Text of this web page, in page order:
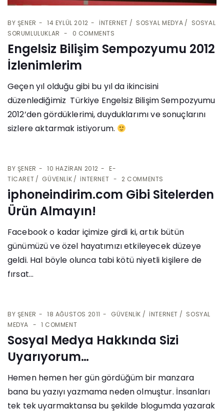
BY ŞENER 14 EYLÜL 2012 İNTERNET SOSYAL MEDYA
SOSYAL
SORUMLULUKLAR
0 COMMENTS
Engelsiz Bilişim Sempozyumu 2012
İzlenimlerim
Geçen yıl olduğu gibi bu yıl da ikincisini
düzenlediğimiz Türkiye Engelsiz Bilişim Sempozyumu
2012’den gördüklerimi, duyduklarımı ve sonuçlarını
sizlere aktarmak istiyorum.
BY ŞENER 10 HAZIRAN 2012
E-
TICARET
GÜVENLIK İNTERNET 2 COMMENTS
iphoneindirim.com Gibi Sitelerden
Ürün Almayın!
Facebook o kadar içimize girdi ki, artık bütün
günümüzü ve özel hayatımızı etkileyecek düzeye
geldi. Hal böyle olunca tabi kötü niyetli kişilere de
fırsat...
BY ŞENER 18 AĞUSTOS 2011 GÜVENLIK İNTERNET
SOSYAL
MEDYA
1 COMMENT
Sosyal Medya Hakkında Sizi
Uyarıyorum…
Hemen hemen her gün gördüğüm bir manzara
bana bu yazıyı yazmama neden olmuştur. İnsanları
tek tek uyarmaktansa bu şekilde blogumda yazarak